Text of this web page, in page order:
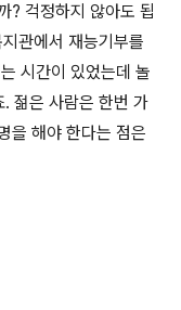
? 걱정하지 않아도 됩
관에서 재능기부를
시간이 있었는데 놀
젊은 사람은 한번 가
을 해야 한다는 점은